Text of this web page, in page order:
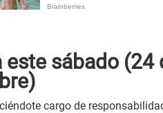
este sábado
cargo de